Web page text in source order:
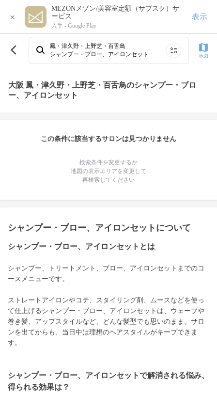
×
MEZONメゾン/美容室定額（サブスク）サ
ービス
入手 - Google Play
表示
鳳・津久野・上野芝・百舌鳥
シャンプー・ブロー、アイロンセット
地図
大阪 鳳・津久野・上野芝・百舌鳥のシャンプー・ブロ
ー、アイロンセット
この条件に該当するサロンは見つかりません
検索条件を変更するか
地図の表示エリアを変更して
再検索してください
シャンプー・ブロー、アイロンセットについて
シャンプー・ブロー、アイロンセットとは
シャンプー、トリートメント、ブロー、アイロンセットまでのコ
ースメニューです。
ストレートアイロンやコテ、スタイリング剤、ムースなどを使っ
て仕上げるシャンプー・ブロー、アイロンセットは、ウェーブや
巻き髪、アップスタイルなど、どんな髪型でも思いのまま。サロ
ンを出てからも、当日中は理想のヘアスタイルがキープできま
す。
シャンプー・ブロー、アイロンセットで解消される悩み、
得られる効果は？